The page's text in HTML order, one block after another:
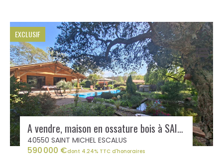
EXCLUSIF
A vendre, maison en ossature bois à SAINT MICHEL ESCALUS
40550 SAINT MICHEL ESCALUS
590 000 €dont 4.24% TTC d'honoraires